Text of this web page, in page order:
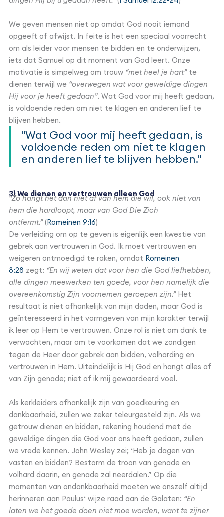
We geven mensen niet op omdat God nooit iemand
opgeeft of afwijst. In feite is het een speciaal voorrecht
om als leider voor mensen te bidden en te onderwijzen,
iets dat Samuel op dit moment van God leert. Onze
motivatie is simpelweg om trouw “met heel je hart”te
dienen terwijl we “overwegen wat voor geweldige dingen
Hij voor je heeft gedaan”. Wat God voor mij heeft gedaan,
is voldoende reden om niet te klagen en anderen lief te
blijven hebben.
"Wat God voor mij heeft gedaan, is
voldoende reden om niet te klagen
en anderen lief te blijven hebben."
3) We dienen en vertrouwen alleen God
“Zo hangt het dan niet af van hem die wil, ook niet van
hem die hardloopt, maar van God Die Zich
ontfermt.”(Romeinen 9:16)
De verleiding om op te geven is eigenlijk een kwestie van
gebrek aan vertrouwen in God. Ik moet vertrouwen en
weigeren ontmoedigd te raken, omdat Romeinen
8:28 zegt: “En wij weten dat voor hen die God liefhebben,
alle dingen meewerken ten goede, voor hen namelijk die
overeenkomstig Zijn voornemen geroepen zijn.”Het
resultaat is niet afhankelijk van mijn daden, maar God is
geïnteresseerd in het vormgeven van mijn karakter terwijl
ik leer op Hem te vertrouwen. Onze rol is niet om dank te
verwachten, maar om te voorkomen dat we zondigen
tegen de Heer door gebrek aan bidden, volharding en
vertrouwen in Hem. Uiteindelijk is Hij God en hangt alles af
van Zijn genade; niet of ik mij gewaardeerd voel.
Als kerkleiders afhankelijk zijn van goedkeuring en
dankbaarheid, zullen we zeker teleurgesteld zijn. Als we
getrouw dienen en bidden, rekening houdend met de
geweldige dingen die God voor ons heeft gedaan, zullen
we vrede kennen. John Wesley zei; ‘Heb je dagen van
vasten en bidden? Bestorm de troon van genade en
volhard daarin, en genade zal neerdalen.” Op die
momenten van ondankbaarheid moeten we onszelf altijd
herinneren aan Paulus‘ wijze raad aan de Galaten: “En
laten we het goede doen niet moe worden, want te zijner